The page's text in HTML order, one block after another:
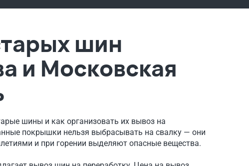
шин
и Московская
шины и как организовать их вывоз на
покрышки нельзя выбрасывать на свалку — они
и при горении выделяют опасные вещества.